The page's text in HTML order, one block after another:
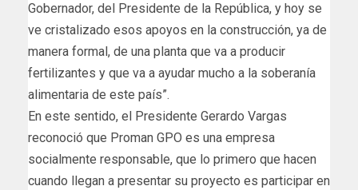
Gobernador, del Presidente de la República, y hoy se
ve cristalizado esos apoyos en la construcción, ya de
manera formal, de una planta que va a producir
fertilizantes y que va a ayudar mucho a la soberanía
alimentaria de este país”.
En este sentido, el Presidente Gerardo Vargas
reconoció que Proman GPO es una empresa
socialmente responsable, que lo primero que hacen
cuando llegan a presentar su proyecto es participar en